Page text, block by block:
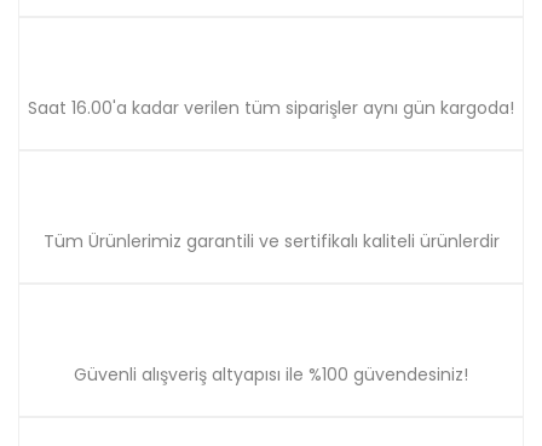
Saat 16.00'a kadar verilen tüm siparişler aynı gün kargoda!
Tüm Ürünlerimiz garantili ve sertifikalı kaliteli ürünlerdir
Güvenli alışveriş altyapısı ile %100 güvendesiniz!